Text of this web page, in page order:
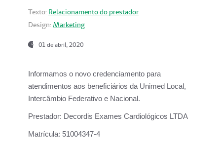
Texto: Relacionamento do prestador
Design: Marketing
01 de abril, 2020
Informamos o novo credenciamento para
atendimentos aos beneficiários da Unimed Local,
Intercâmbio Federativo e Nacional.
Prestador: Decordis Exames Cardiológicos LTDA
Matrícula: 51004347-4